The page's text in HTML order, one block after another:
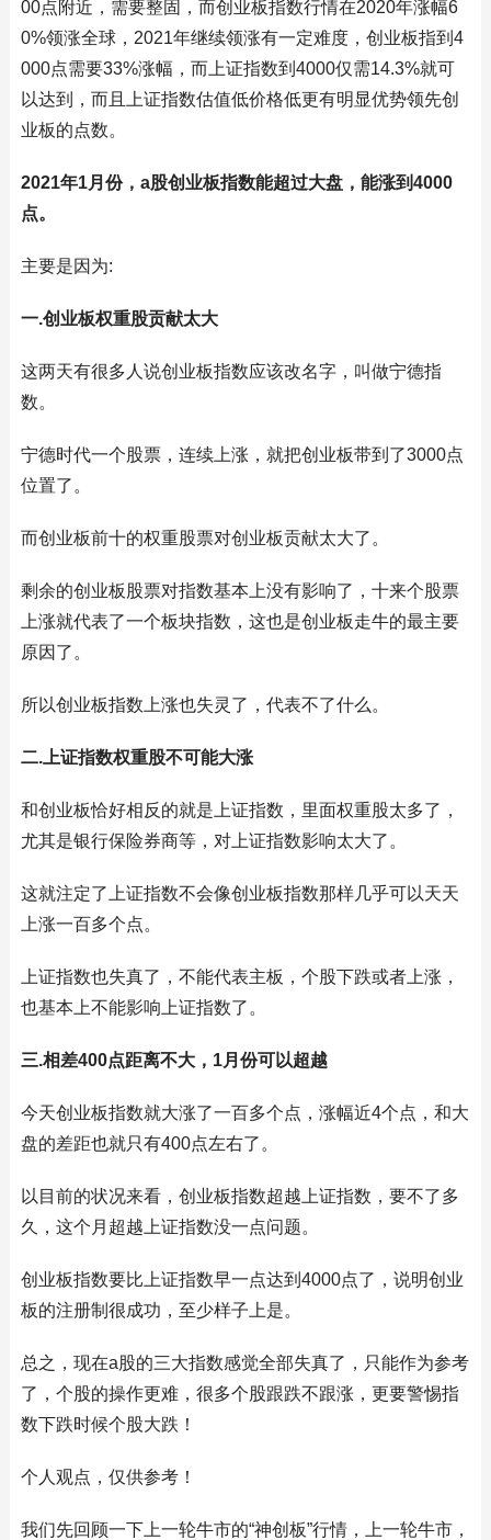
00点附近，需要整固，而创业板指数行情在2020年涨幅6
0%领涨全球，2021年继续领涨有一定难度，创业板指到4
000点需要33%涨幅，而上证指数到4000仅需14.3%就可
以达到，而且上证指数估值低价格低更有明显优势领先创
业板的点数。
2021年1月份，a股创业板指数能超过大盘，能涨到4000
点。
主要是因为:
一.创业板权重股贡献太大
这两天有很多人说创业板指数应该改名字，叫做宁德指
数。
宁德时代一个股票，连续上涨，就把创业板带到了3000点
位置了。
而创业板前十的权重股票对创业板贡献太大了。
剩余的创业板股票对指数基本上没有影响了，十来个股票
上涨就代表了一个板块指数，这也是创业板走牛的最主要
原因了。
所以创业板指数上涨也失灵了，代表不了什么。
二.上证指数权重股不可能大涨
和创业板恰好相反的就是上证指数，里面权重股太多了，
尤其是银行保险券商等，对上证指数影响太大了。
这就注定了上证指数不会像创业板指数那样几乎可以天天
上涨一百多个点。
上证指数也失真了，不能代表主板，个股下跌或者上涨，
也基本上不能影响上证指数了。
三.相差400点距离不大，1月份可以超越
今天创业板指数就大涨了一百多个点，涨幅近4个点，和大
盘的差距也就只有400点左右了。
以目前的状况来看，创业板指数超越上证指数，要不了多
久，这个月超越上证指数没一点问题。
创业板指数要比上证指数早一点达到4000点了，说明创业
板的注册制很成功，至少样子上是。
总之，现在a股的三大指数感觉全部失真了，只能作为参考
了，个股的操作更难，很多个股跟跌不跟涨，更要警惕指
数下跌时候个股大跌！
个人观点，仅供参考！
我们先回顾一下上一轮牛市的“神创板”行情，上一轮牛市，